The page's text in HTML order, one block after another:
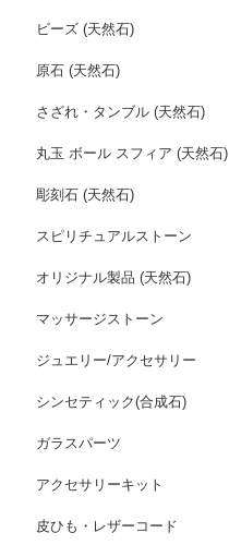
ビーズ (天然石)
原石 (天然石)
さざれ・タンブル (天然石)
丸玉 ボール スフィア (天然石)
彫刻石 (天然石)
スピリチュアルストーン
オリジナル製品 (天然石)
マッサージストーン
ジュエリー/アクセサリー
シンセティック(合成石)
ガラスパーツ
アクセサリーキット
皮ひも・レザーコード